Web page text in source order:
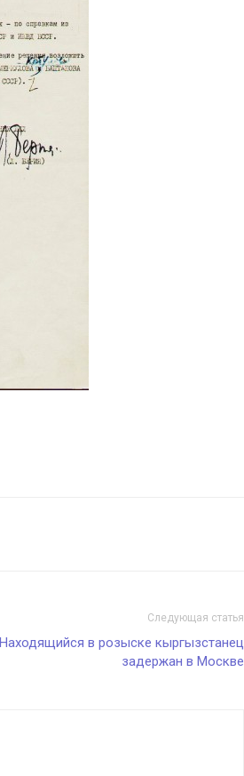
Следующая статья
Находящийся в розыске кыргызстанец
задержан в Москве